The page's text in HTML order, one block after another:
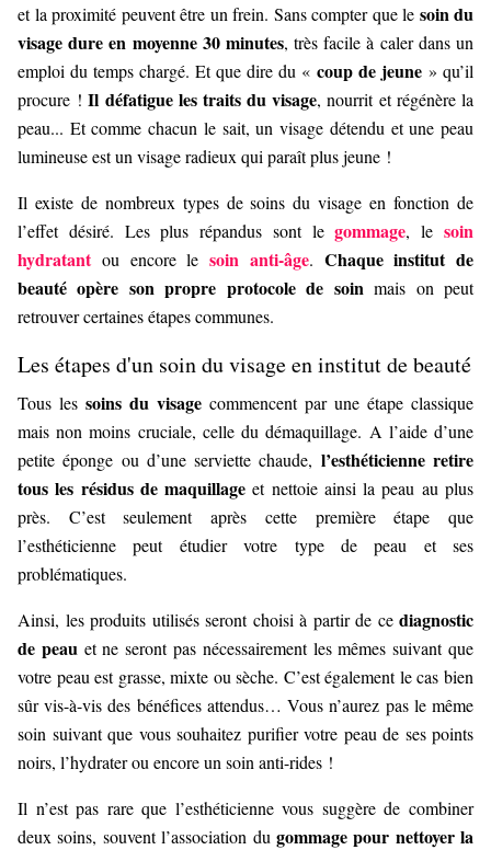
et la proximité peuvent être un frein. Sans compter que le soin du
visage dure en moyenne 30 minutes, très facile à caler dans un
emploi du temps chargé. Et que dire du « coup de jeune » qu’il
procure !Il défatigue les traits du visage, nourrit et régénère la
peau... Et comme chacun le sait, un visage détendu et une peau
lumineuse est un visage radieux qui paraît plus jeune !
Il existe de nombreux types de soins du visage en fonction de
l’effet désiré. Les plus répandus sont legommage, lesoin
hydratantou encore le soin anti-âge. Chaque institut de
beauté opère son propre protocole de soin mais on peut
retrouver certaines étapes communes.
Les étapes d'un soin du visage en institut de beauté
Tous les soins du visage commencent par une étape classique
mais non moins cruciale, celle du démaquillage. A l’aide d’une
petite éponge ou d’une serviette chaude, l’esthéticienne retire
tous les résidus de maquillage et nettoie ainsi la peau au plus
près. C’est seulement après cette première étape que
l’esthéticienne peut étudier votre type de peau et ses
problématiques.
Ainsi, les produits utilisés seront choisi à partir de ce diagnostic
de peau et ne seront pas nécessairement les mêmes suivant que
votre peau est grasse, mixte ou sèche. C’est également le cas bien
sûr vis-à-vis des bénéfices attendus… Vous n’aurez pas le même
soin suivant que vous souhaitez purifier votre peau de ses points
noirs, l’hydrater ou encore un soin anti-rides !
Il n’est pas rare que l’esthéticienne vous suggère de combiner
deux soins, souvent l’association du gommage pour nettoyer la